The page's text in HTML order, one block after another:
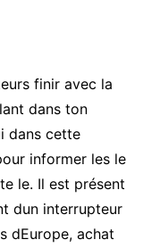
finir avec la
dans ton
dans cette
informer les le
le. Il est présent
dun interrupteur
dEurope, achat